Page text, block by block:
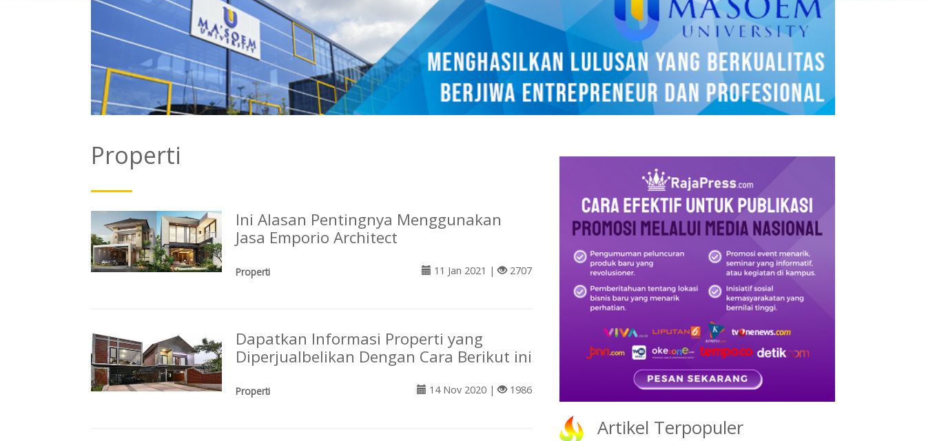
Properti
Ini Alasan Pentingnya Menggunakan
Jasa Emporio Architect
Properti 11 Jan 2021 | 2707
Dapatkan Informasi Properti yang
Diperjualbelikan Dengan Cara Berikut ini
Properti 14 Nov 2020 | 1986
Artikel Terpopuler